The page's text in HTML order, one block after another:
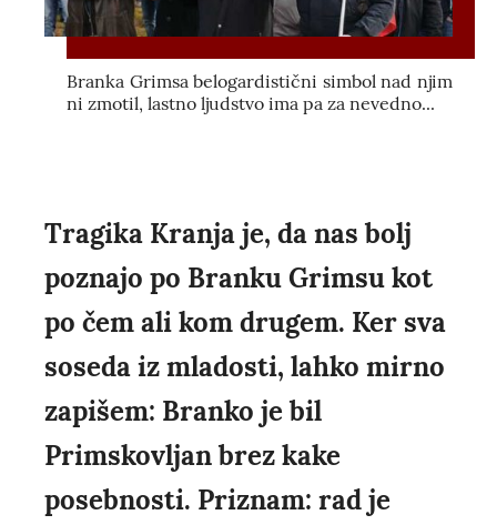
Branka Grimsa belogardistični simbol nad njim
ni zmotil, lastno ljudstvo ima pa za nevedno...
Tragika Kranja je, da nas bolj
poznajo po Branku Grimsu kot
po čem ali kom drugem. Ker sva
soseda iz mladosti, lahko mirno
zapišem: Branko je bil
Primskovljan brez kake
posebnosti. Priznam: rad je